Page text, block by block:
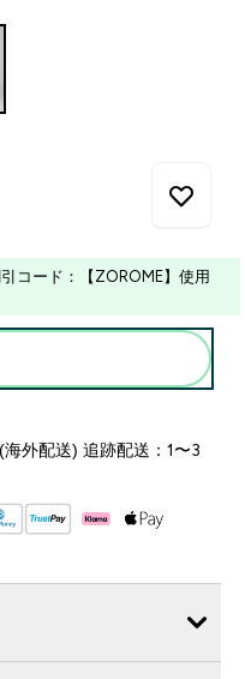
コード：【ZOROME】使用
外配送) 追跡配送：1〜3